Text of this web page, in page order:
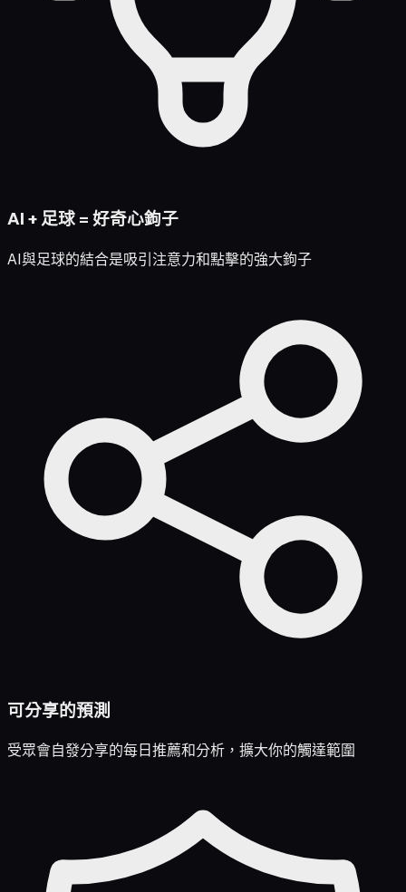
AI + 足球 = 好奇心鉤子
AI與足球的結合是吸引注意力和點擊的強大鉤子
可分享的預測
受眾會自發分享的每日推薦和分析，擴大你的觸達範圍